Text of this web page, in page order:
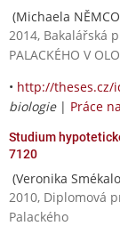
(Michaela
2014, Bakalářská
PALACKÉHO V
• http://
biologie| Práce
Studium
7120
(Veronika
2010, Diplomová
Palackého